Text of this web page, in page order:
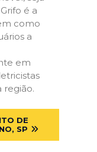
é a
como
a
em
região.
DE
SP